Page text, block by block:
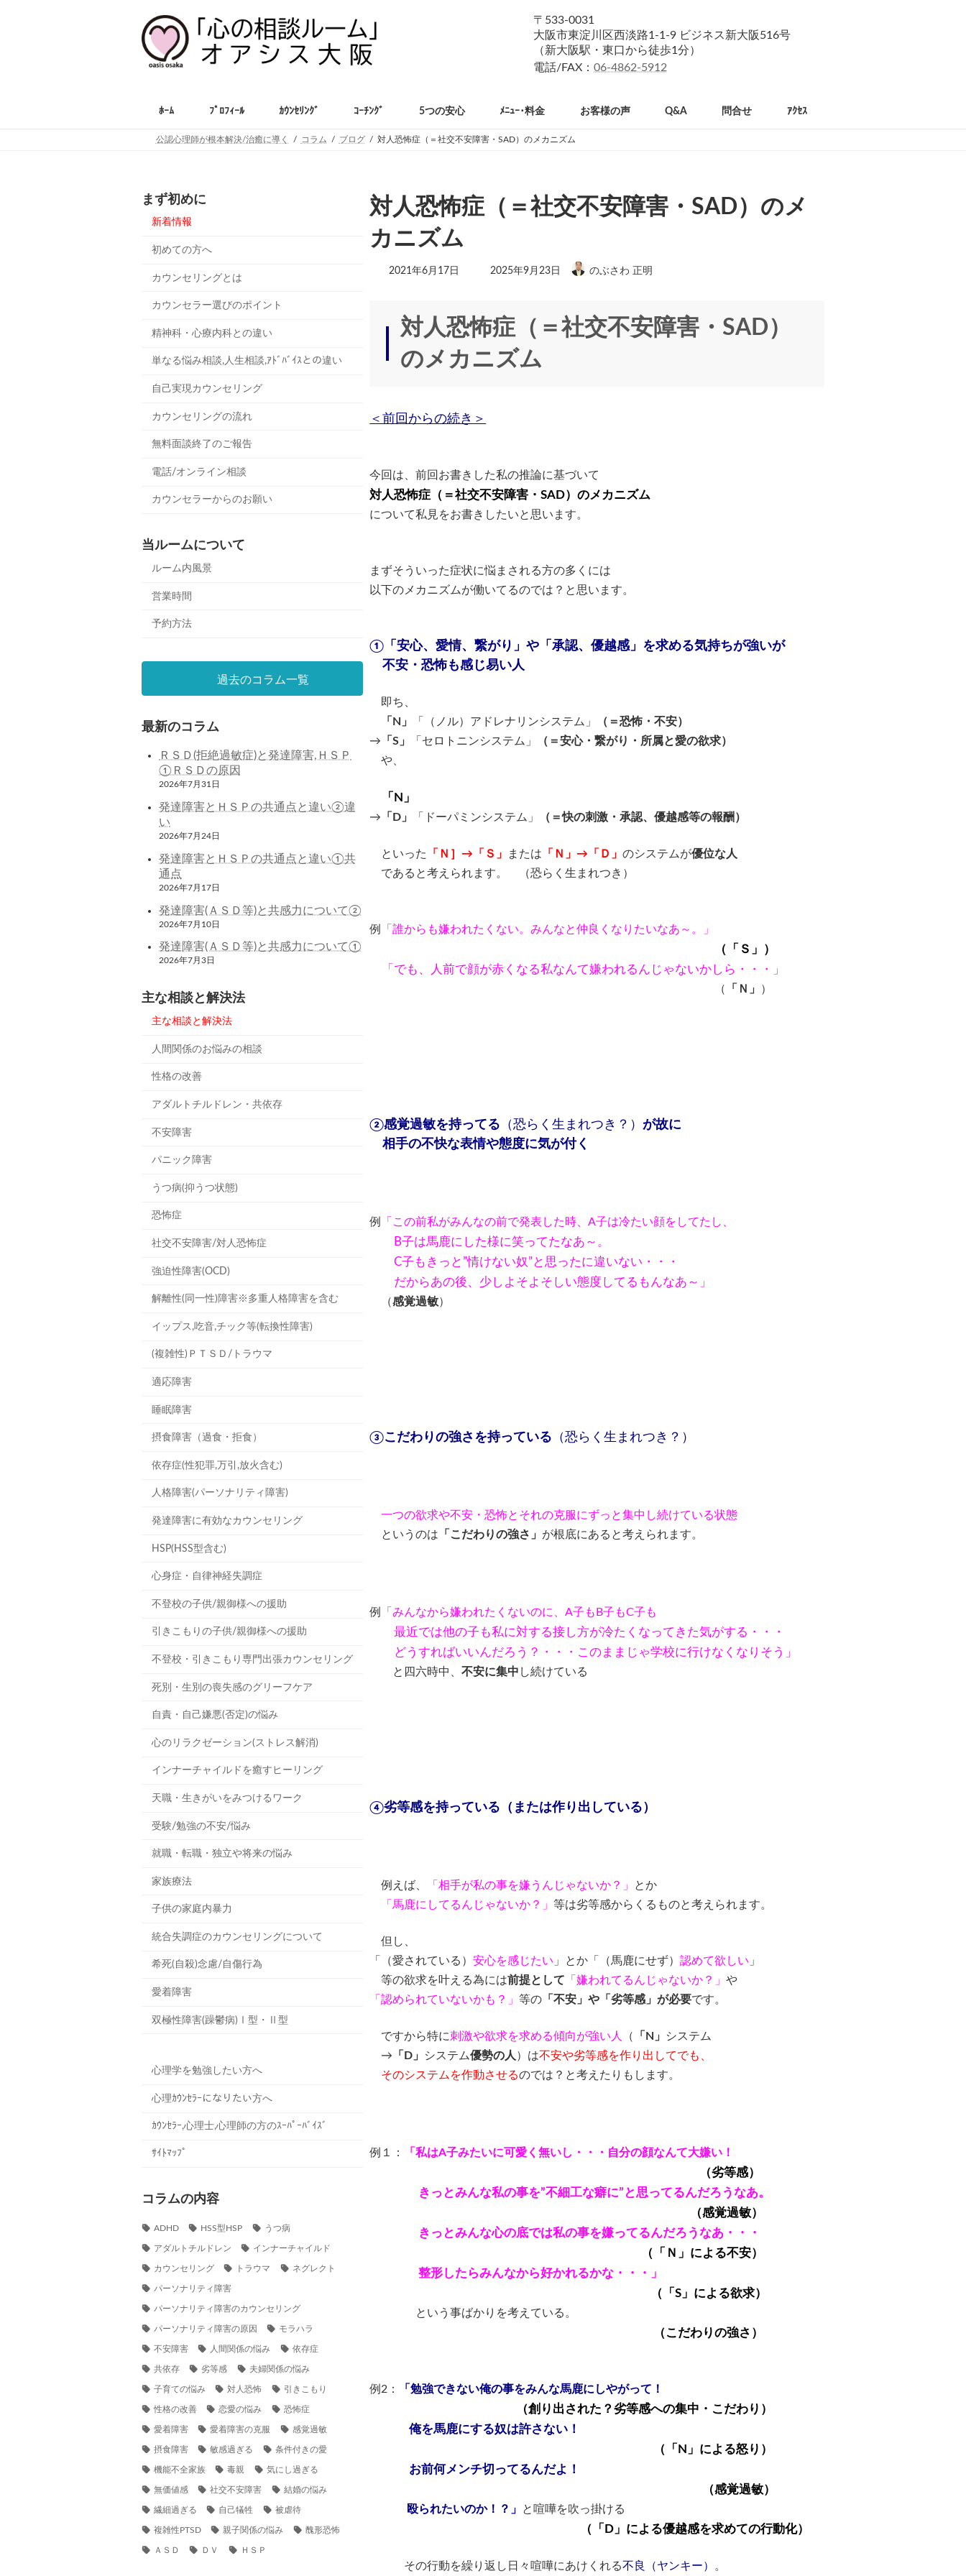
〒533-0031
大阪市東淀川区西淡路1-1-9 ビジネス新大阪516号
（新大阪駅・東口から徒歩1分）
電話/FAX： 06-4862-5912
ﾎｰﾑ ﾌﾟﾛﾌｨｰﾙ ｶｳﾝｾﾘﾝｸﾞ ｺｰﾁﾝｸﾞ 5つの安心 ﾒﾆｭｰ･料金 お客様の声 Q&A 問合せ ｱｸｾｽ
公認心理師が根本解決/治癒に導く コラム ブログ 対人恐怖症（＝社交不安障害・SAD）のメカニズム
対人恐怖症（＝社交不安障害・SAD）のメ
カニズム
2021年6月17日
最
日
時
2025年9月23日 のぶさわ 正明
対人恐怖症（＝社交不安障害・SAD）
のメカニズム
＜前回からの続き＞
今回は、前回お書きした私の推論に基づいて
対人恐怖症（＝社交不安障害・SAD）のメカニズム
について私見をお書きしたいと思います。
まずそういった症状に悩まされる方の多くには
以下のメカニズムが働いてるのでは？と思います。
①「安心、愛情、繋がり」や「承認、優越感」を求める気持ちが強いが
不安・恐怖も感じ易い人
即ち、
「N」
「（ノル）アドレナリンシステム」
（＝恐怖・不安）
→ 「S」 「セロトニンシステム」
（＝安心・繋がり・所属と愛の欲求）
や、
「N」
→ 「D」 「ドーパミンシステム」 （＝快の刺激・承認、優越感等の報酬）
といった 「Ｎ］→「Ｓ」 または 「Ｎ」→「Ｄ」のシステムが優位な人
であると考えられます。 （恐らく生まれつき）
例 「誰からも嫌われたくない。みんなと仲良くなりたいなあ～。」
（「Ｓ」）
「でも、人前で顔が赤くなる私なんて嫌われるんじゃないかしら・・・」
（ 「Ｎ」 ）
②感覚過敏を持ってる （恐らく生まれつき？） が故に
相手の不快な表情や態度に気が付く
例 「この前私がみんなの前で発表した時、A子は冷たい顔をしてたし、
B子は馬鹿にした様に笑ってたなあ～。
C子もきっと”情けない奴”と思ったに違いない・・・
だからあの後、少しよそよそしい態度してるもんなあ～」
（感覚過敏）
③こだわりの強さを持っている （恐らく生まれつき？）
一つの欲求や不安・恐怖とそれの克服にずっと集中し続けている状態
というのは 「こだわりの強さ」 が根底にあると考えられます。
例 「みんなから嫌われたくないのに、A子もB子もC子も
最近では他の子も私に対する接し方が冷たくなってきた気がする・・・
どうすればいいんだろう？・・・このままじゃ学校に行けなくなりそう」
と四六時中、不安に集中 し続けている
④劣等感を持っている（または作り出している）
例えば、 「相手が私の事を嫌うんじゃないか？」
とか
「馬鹿にしてるんじゃないか？」等は劣等感からくるものと考えられます。
但し、
「（愛されている）安心を感じたい 」とか「（馬鹿にせず）認めて欲しい 」
等の欲求を叶える為には前提として 「嫌われてるんじゃないか？」や
「認められていないかも？」等の 「不安」や「劣等感」が必要です。
ですから特に刺激や欲求を求める傾向が強い人 （ 「N」
システム
→ 「D」 システム優勢の人 ）は不安や劣等感を作り出してでも、
そのシステムを作動させるのでは？と考えたりもします。
例１： 「私はA子みたいに可愛く無いし・・・自分の顔なんて大嫌い！
（劣等感）
きっとみんな私の事を”不細工な癖に”と思ってるんだろうなあ。
（感覚過敏）
きっとみんな心の底では私の事を嫌ってるんだろうなあ・・・
（「Ｎ」による不安）
整形したらみんなから好かれるかな・・・」
（「S」による欲求）
という事ばかりを考えている。
（こだわりの強さ）
例2： 「勉強できない俺の事をみんな馬鹿にしやがって！
（創り出された？劣等感への集中・こだわり）
俺を馬鹿にする奴は許さない！
（「N」による怒り）
お前何メンチ切ってるんだよ！
（感覚過敏）
殴られたいのか！？」 と喧嘩を吹っ掛ける
（「D」による優越感を求めての行動化）
その行動を繰り返し日々喧嘩にあけくれる不良（ヤンキー） 。
まず初めに
新着情報
初めての方へ
カウンセリングとは
カウンセラー選びのポイント
精神科・心療内科との違い
単なる悩み相談,人生相談,ｱﾄﾞﾊﾞｲｽとの違い
自己実現カウンセリング
カウンセリングの流れ
無料面談終了のご報告
電話/オンライン相談
カウンセラーからのお願い
当ルームについて
ルーム内風景
営業時間
予約方法
過去のコラム一覧
最新のコラム
ＲＳＤ(拒絶過敏症)と発達障害,ＨＳＰ
①ＲＳＤの原因
2026年7月31日
発達障害とＨＳＰの共通点と違い②違
い
2026年7月24日
発達障害とＨＳＰの共通点と違い①共
通点
2026年7月17日
発達障害(ＡＳＤ等)と共感力について②
2026年7月10日
発達障害(ＡＳＤ等)と共感力について①
2026年7月3日
主な相談と解決法
主な相談と解決法
人間関係のお悩みの相談
性格の改善
アダルトチルドレン・共依存
不安障害
パニック障害
うつ病(抑うつ状態)
恐怖症
社交不安障害/対人恐怖症
強迫性障害(OCD)
解離性(同一性)障害※多重人格障害を含む
イップス,吃音,チック等(転換性障害)
(複雑性)ＰＴＳＤ/トラウマ
適応障害
睡眠障害
摂食障害（過食・拒食）
依存症(性犯罪,万引,放火含む)
人格障害(パーソナリティ障害)
発達障害に有効なカウンセリング
HSP(HSS型含む)
心身症・自律神経失調症
不登校の子供/親御様への援助
引きこもりの子供/親御様への援助
不登校・引きこもり専門出張カウンセリング
死別・生別の喪失感のグリーフケア
自責・自己嫌悪(否定)の悩み
心のリラクゼーション(ストレス解消)
インナーチャイルドを癒すヒーリング
天職・生きがいをみつけるワーク
受験/勉強の不安/悩み
就職・転職・独立や将来の悩み
家族療法
子供の家庭内暴力
統合失調症のカウンセリングについて
希死(自殺)念慮/自傷行為
愛着障害
双極性障害(躁鬱病)Ⅰ型・Ⅱ型
心理学を勉強したい方へ
心理ｶｳﾝｾﾗｰになりたい方へ
ｶｳﾝｾﾗｰ,心理士,心理師の方のｽｰﾊﾟｰﾊﾞｲｽﾞ
ｻｲﾄﾏｯﾌﾟ
コラムの内容
ADHD HSS型HSP うつ病
アダルトチルドレン インナーチャイルド
カウンセリング トラウマ ネグレクト
パーソナリティ障害
パーソナリティ障害のカウンセリング
パーソナリティ障害の原因 モラハラ
不安障害 人間関係の悩み 依存症
共依存 劣等感 夫婦関係の悩み
子育ての悩み 対人恐怖 引きこもり
性格の改善 恋愛の悩み 恐怖症
愛着障害 愛着障害の克服 感覚過敏
摂食障害 敏感過ぎる 条件付きの愛
機能不全家族 毒親 気にし過ぎる
無価値感 社交不安障害 結婚の悩み
繊細過ぎる 自己犠牲 被虐待
複雑性PTSD 親子関係の悩み 醜形恐怖
ＡＳＤ ＤＶ ＨＳＰ